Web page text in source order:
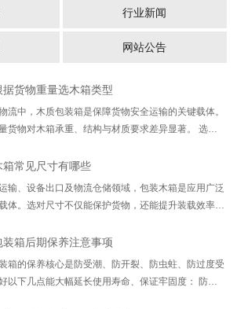
行业新闻
网站公告
据货物重量选木箱类型
流中，木质包装箱是保障货物安全运输的关键载体。
货物对木箱承重、结构与材质要求差异显著。 选错
装标准化持续升级...
箱常见尺寸有哪些
输、设备出口及物流仓储领域，包装木箱是应用广泛
体。选对尺寸不仅能保护货物，还能提升装载效率、
，盲目定制易造成浪费或无法适...
装箱后期保养注意事项
箱的保养核心是防受潮、防开裂、防虫蛀、防过度受
以下几点能大幅延长使用寿命、保证牢固度： 防潮